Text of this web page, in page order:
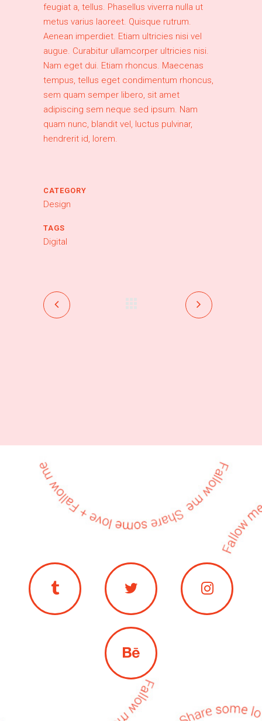
feugiat a, tellus. Phasellus viverra nulla ut
metus varius laoreet. Quisque rutrum.
Aenean imperdiet. Etiam ultricies nisi vel
augue. Curabitur ullamcorper ultricies nisi.
Nam eget dui. Etiam rhoncus. Maecenas
tempus, tellus eget condimentum rhoncus,
sem quam semper libero, sit amet
adipiscing sem neque sed ipsum. Nam
quam nunc, blandit vel, luctus pulvinar,
hendrerit id, lorem.
CATEGORY
Design
TAGS
Digital